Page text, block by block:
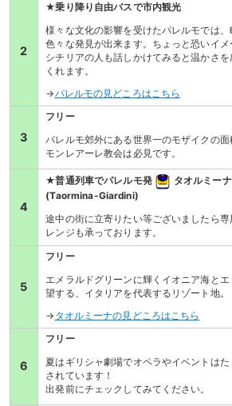
2
★乗り降り自由バスで市内観光
様々な文化の影響を受けたパレルモでは、
色々な発見が出来ます。ちょっと恐いイメ
シチリアの人も話しかけてみると温かさを
くれます。
→パレルモの見どころはこちら
3
フリー
パレルモ郊外にある世界一のモザイクの面
モンレアーレ教会は必見です。
4
★普通列車でパレルモ発
タオルミー
(Taormina-Giardini)
途中の街に立寄りたい等ございましたら専
レンジも承っております。
5
フリー
エメラルドグリーンに輝くイオニア海とエ
望する、イタリアを代表するリゾート地。
→ タオルミーナの見どころはこちら
6
フリー
夏はギリシャ劇場でオペラやイベントはた
されています！
出発前にチェックしてみてください。